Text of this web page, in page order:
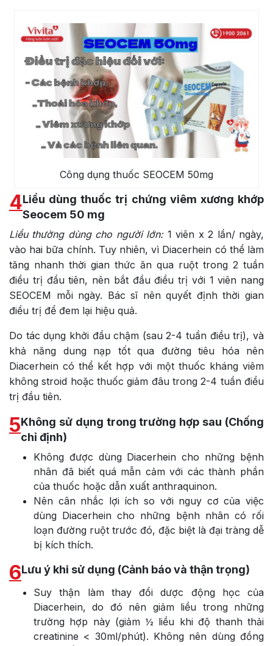
Công dụng thuốc SEOCEM 50mg
4Liều dùng thuốc trị chứng viêm xương khớp
Seocem 50 mg
Liều thường dùng cho người lớn:1 viên x 2 lần/ ngày,
vào hai bữa chính. Tuy nhiên, vì Diacerhein có thể làm
tăng nhanh thời gian thức ăn qua ruột trong 2 tuần
điều trị đầu tiên, nên bắt đầu điều trị với 1 viên nang
SEOCEM mỗi ngày. Bác sĩ nên quyết định thời gian
điều trị để đem lại hiệu quả.
Do tác dụng khởi đầu chậm (sau 2-4 tuần điều trị), và
khả năng dung nạp tốt qua đường tiêu hóa nên
Diacerhein có thể kết hợp với một thuốc kháng viêm
không stroid hoặc thuốc giảm đâu trong 2-4 tuần điều
trị đầu tiên.
5Không sử dụng trong trường hợp sau (Chống
chỉ định)
Không được dùng Diacerhein cho những bệnh
nhân đã biết quá mẫn cảm với các thành phần
của thuốc hoặc dẫn xuất anthraquinon.
Nên cân nhắc lợi ích so với nguy cơ của việc
dùng Diacerhein cho những bệnh nhân có rối
loạn đường ruột trước đó, đặc biệt là đại tràng dễ
bị kích thích.
6Lưu ý khi sử dụng (Cảnh báo và thận trọng)
Suy thận làm thay đổi dược động học của
Diacerhein, do đó nên giảm liều trong những
trường hợp này (giảm ½ liều khi độ thanh thải
creatinine < 30ml/phút). Không nên dùng đồng